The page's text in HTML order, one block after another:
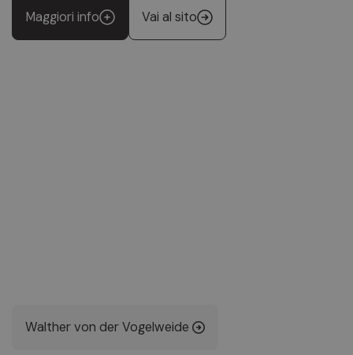
Maggiori info Vai al sito
Walther von der Vogelweide